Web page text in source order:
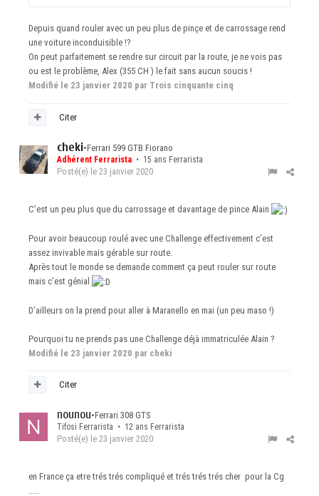
Depuis quand rouler avec un peu plus de pinçe et de carrossage rend
une voiture inconduisible !?
On peut parfaitement se rendre sur circuit par la route, je ne vois pas
ou est le problème, Alex (355 CH ) le fait sans aucun soucis !
Modifié le 23 janvier 2020 par Trois cinquante cinq
Citer
cheki•Ferrari 599 GTB Fiorano
Adhérent Ferrarista • 15 ans Ferrarista
Posté(e) le 23 janvier 2020
C’est un peu plus que du carrossage et davantage de pince Alain
Pour avoir beaucoup roulé avec une Challenge effectivement c’est
assez invivable mais gérable sur route.
Après tout le monde se demande comment ça peut rouler sur route
mais c’est génial
D’ailleurs on la prend pour aller à Maranello en mai (un peu maso !)
Pourquoi tu ne prends pas une Challenge déjà immatriculée Alain ?
Modifié le 23 janvier 2020 par cheki
Citer
nounou•Ferrari 308 GTS
Tifosi Ferrarista • 12 ans Ferrarista
Posté(e) le 23 janvier 2020
en France ça etre trés trés compliqué et trés trés trés cher pour la Cg
.....